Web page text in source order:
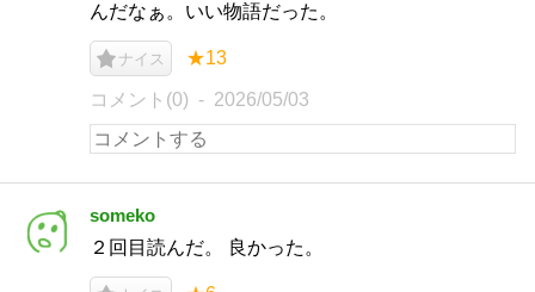
んだなぁ。いい物語だった。
ナイス ★13
コメント(0) 2026/05/03
someko
２回目読んだ。 良かった。